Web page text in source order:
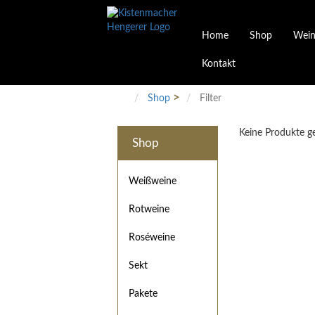
Home Shop
Weißweine
Roséweine
Junges Schwaben
Veranstaltungen
Kontakt
Shop Filter
Shop
Weißweine
Rotweine
Roséweine
Sekt
Pakete
Keine Produkte